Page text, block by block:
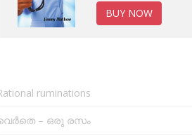
BUY NOW
ruminations
– ഒരു രസം